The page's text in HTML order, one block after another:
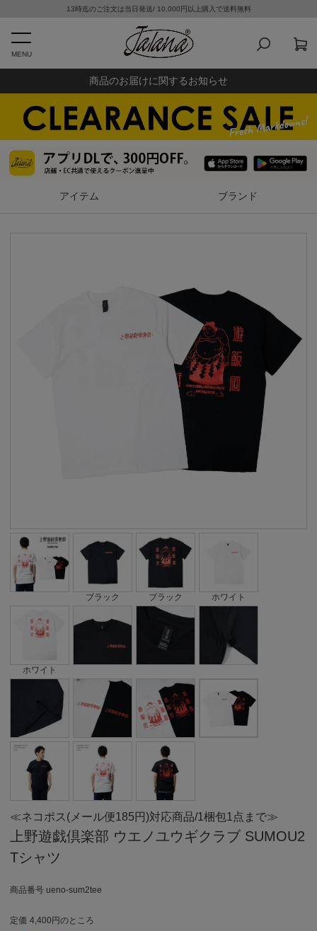
13時迄のご注文は当日発送/ 10,000円以上購入で送料無料
MENU
商品のお届けに関するお知らせ
アイテム ブランド
ブラック ブラック ホワイト
ホワイト
≪ネコポス(メール便185円)対応商品/1梱包1点まで≫
上野遊戯倶楽部 ウエノユウギクラブ SUMOU2
Tシャツ
商品番号 ueno-sum2tee
定価 4,400 のところ